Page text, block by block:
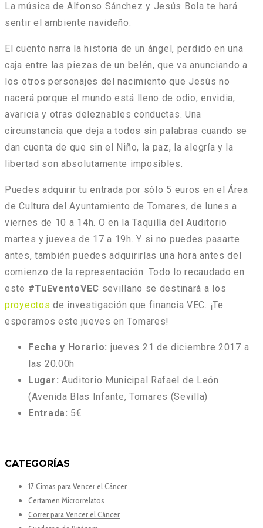
La música de Alfonso Sánchez y Jesús Bola te hará
sentir el ambiente navideño.
El cuento narra la historia de un ángel, perdido en una
caja entre las piezas de un belén, que va anunciando a
los otros personajes del nacimiento que Jesús no
nacerá porque el mundo está lleno de odio, envidia,
avaricia y otras deleznables conductas. Una
circunstancia que deja a todos sin palabras cuando se
dan cuenta de que sin el Niño, la paz, la alegría y la
libertad son absolutamente imposibles.
Puedes adquirir tu entrada por sólo 5 euros en el Área
de Cultura del Ayuntamiento de Tomares, de lunes a
viernes de 10 a 14h. O en la Taquilla del Auditorio
martes y jueves de 17 a 19h. Y si no puedes pasarte
antes, también puedes adquirirlas una hora antes del
comienzo de la representación. Todo lo recaudado en
este #TuEventoVEC sevillano se destinará a los
proyectos de investigación que financia VEC. ¡Te
esperamos este jueves en Tomares!
Fecha y Horario: jueves 21 de diciembre 2017 a
las 20.00h
Lugar: Auditorio Municipal Rafael de León
(Avenida Blas Infante, Tomares (Sevilla)
Entrada: 5€
CATEGORÍAS
17 Cimas para Vencer el Cáncer
Certamen Microrrelatos
Correr para Vencer el Cáncer